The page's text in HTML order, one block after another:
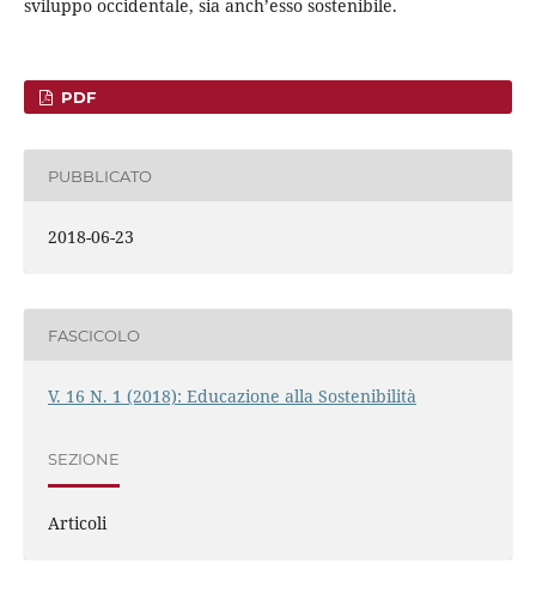
sviluppo occidentale, sia anch’esso sostenibile.
PDF
PUBBLICATO
2018-06-23
FASCICOLO
V. 16 N. 1 (2018): Educazione alla Sostenibilità
SEZIONE
Articoli